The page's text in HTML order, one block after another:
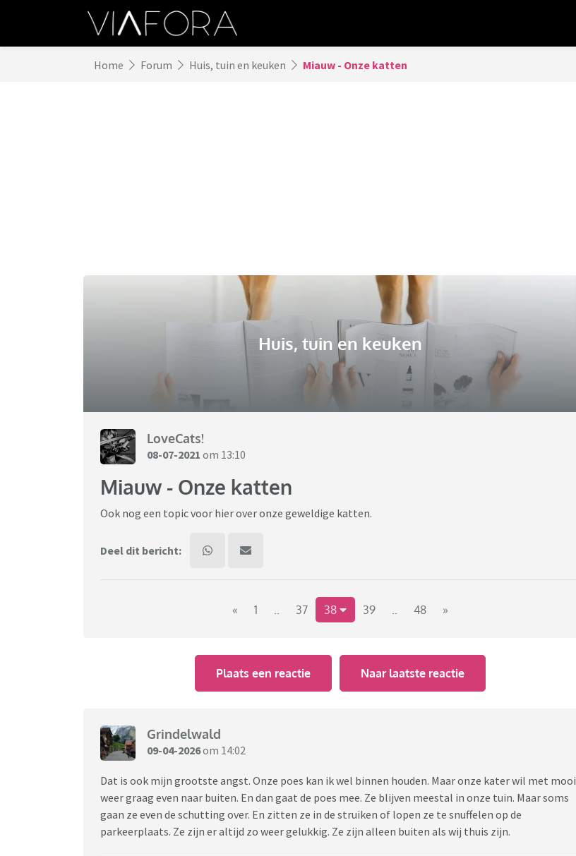
Home Forum Huis, tuin en keuken Miauw - Onze katten
Huis, tuin en keuken
LoveCats!
08-07-2021 om 13:10
Miauw - Onze katten
Ook nog een topic voor hier over onze geweldige katten.
Deel dit bericht:
« 1 .. 37 38 39 .. 48 »
Plaats een reactie Naar laatste reactie
Grindelwald
09-04-2026om 14:02
Dat is ook mijn grootste angst. Onze poes kan ik wel binnen houden. Maar onze kater wil met mooi
weer graag even naar buiten. En dan gaat de poes mee. Ze blijven meestal in onze tuin. Maar soms
gaan ze even de schutting over. En zitten ze in de struiken of lopen ze te snuffelen op de
parkeerplaats. Ze zijn er altijd zo weer gelukkig. Ze zijn alleen buiten als wij thuis zijn.